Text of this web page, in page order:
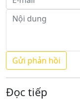
Đọc tiếp